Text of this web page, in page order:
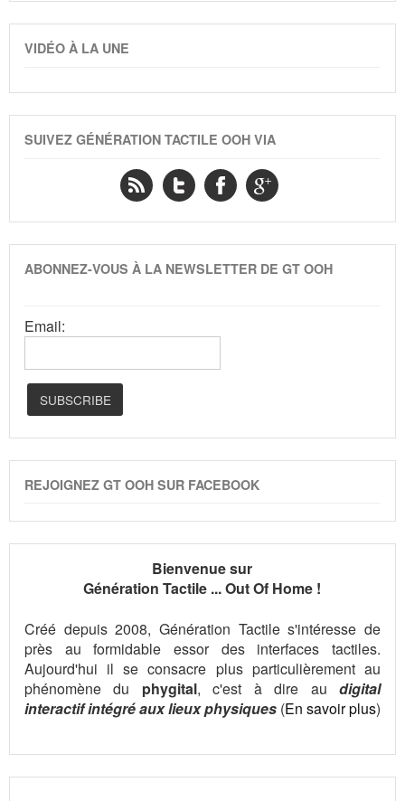
VIDÉO À LA UNE
SUIVEZ GÉNÉRATION TACTILE OOH VIA
ABONNEZ-VOUS À LA NEWSLETTER DE GT OOH
Email:
REJOIGNEZ GT OOH SUR FACEBOOK
Bienvenue sur
Génération Tactile ... Out Of Home !
Créé depuis 2008, Génération Tactile s'intéresse de
près au formidable essor des interfaces tactiles.
Aujourd'hui il se consacre plus particulièrement au
phénomène du phygital, c'est à dire audigital
interactif intégré aux lieux physiques (En savoir plus)